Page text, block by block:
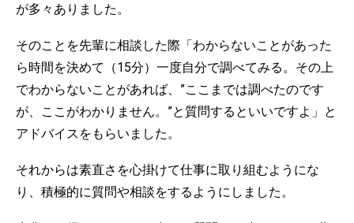
が多々ありました。
そのことを先輩に相談した際「わからないことがあった
ら時間を決めて（15分）一度自分で調べてみる。その上
でわからないことがあれば、”ここまでは調べたのです
が、ここがわかりません。”と質問するといいですよ」と
アドバイスをもらいました。
それからは素直さを心掛けて仕事に取り組むようにな
り、積極的に質問や相談をするようにしました。